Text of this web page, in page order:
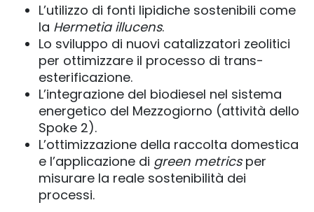
L’utilizzo di fonti lipidiche sostenibili come
la Hermetia illucens.
Lo sviluppo di nuovi catalizzatori zeolitici
per ottimizzare il processo di trans-
esterificazione.
L’integrazione del biodiesel nel sistema
energetico del Mezzogiorno (attività dello
Spoke 2).
L’ottimizzazione della raccolta domestica
e l’applicazione di green metricsper
misurare la reale sostenibilità dei
processi.